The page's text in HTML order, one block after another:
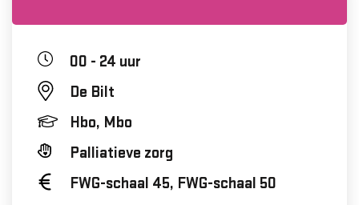
00 - 24 uur
De Bilt
Hbo, Mbo
Palliatieve zorg
FWG-schaal 45, FWG-schaal 50